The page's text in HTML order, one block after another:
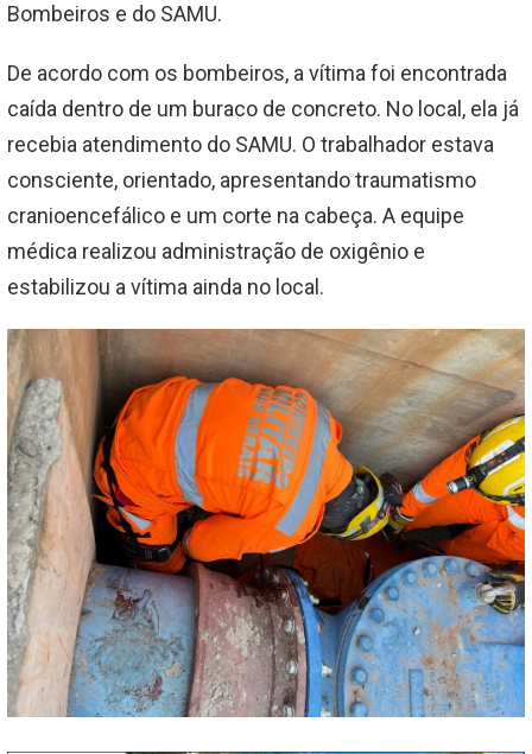
Bombeiros e do SAMU.
De acordo com os bombeiros, a vítima foi encontrada
caída dentro de um buraco de concreto. No local, ela já
recebia atendimento do SAMU. O trabalhador estava
consciente, orientado, apresentando traumatismo
cranioencefálico e um corte na cabeça. A equipe
médica realizou administração de oxigênio e
estabilizou a vítima ainda no local.